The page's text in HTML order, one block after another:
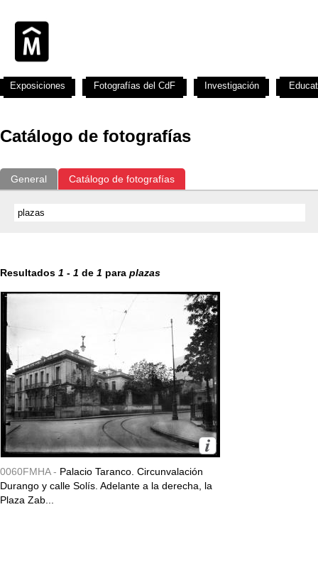
Catálogo de fotografías
General Catálogo de fotografías
Resultados 1 - 1 de 1 para plazas
0060FMHA - Palacio Taranco. Circunvalación
Durango y calle Solís. Adelante a la derecha, la
Plaza Zab...
Exposiciones Fotografías del CdF Investigación